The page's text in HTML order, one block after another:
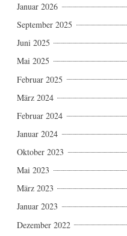
Januar 2026
September 2025
Juni 2025
Mai 2025
Februar 2025
März 2024
Februar 2024
Januar 2024
Oktober 2023
Mai 2023
März 2023
Januar 2023
Dezember 2022